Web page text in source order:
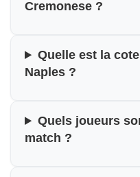
Cremonese ?
Quelle est la
Naples ?
Quels joueurs
match ?